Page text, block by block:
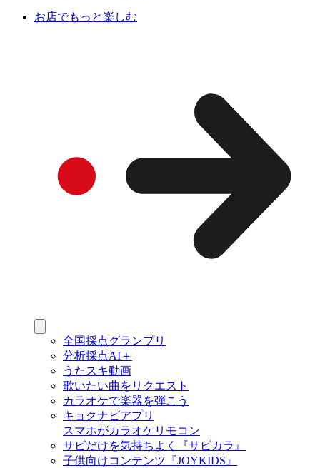
お店でもっと楽しむ
全国採点グランプリ
分析採点AI＋
うたスキ動画
歌いたい曲をリクエスト
カラオケで楽器を弾こう
キョクナビアプリ
スマホがカラオケリモコン
サビだけを気持ちよく『サビカラ』
子供向けコンテンツ『JOYKIDS』